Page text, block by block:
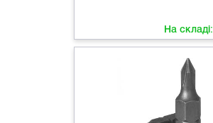
На складі: